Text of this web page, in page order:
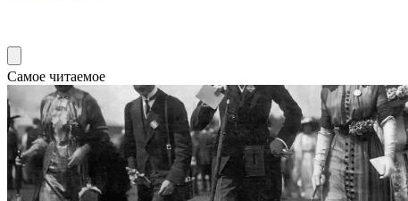
Самое читаемое